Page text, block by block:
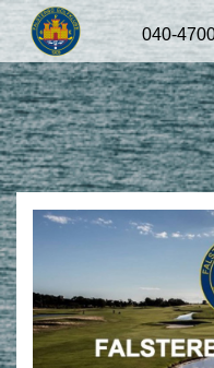
An outstanding Links